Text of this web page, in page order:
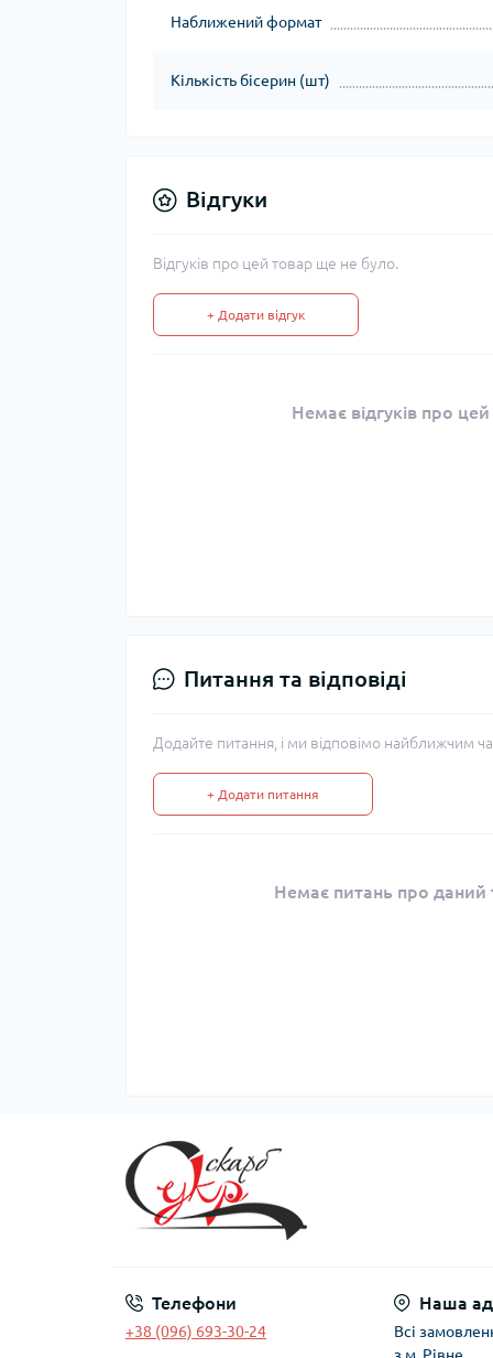
Наближений формат
Кількість бісерин (шт)
Відгуки
Відгуків про цей товар ще не було.
+ Додати відгук
Немає відгуків про
Питання та відповіді
Додайте питання, і ми відповімо найближчим
+ Додати питання
Немає питань про даний
Телефони
+38 (096) 693-30-24
Наша
Всі